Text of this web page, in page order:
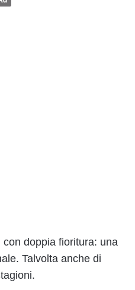
doppia fioritura: una
Talvolta anche di